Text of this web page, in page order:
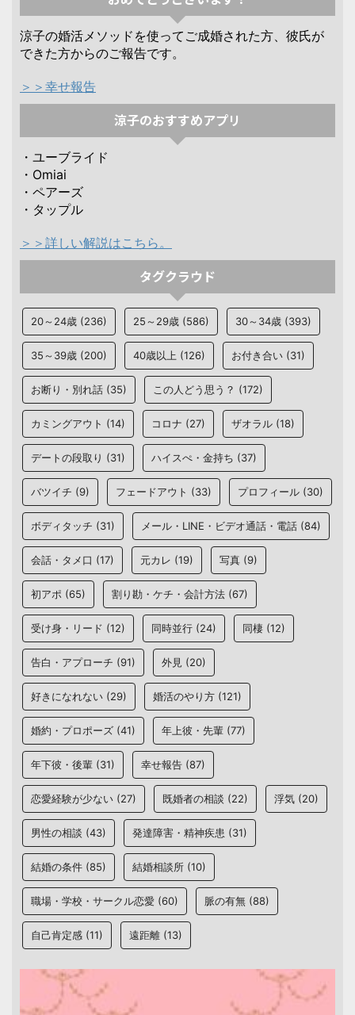
涼子の婚活メソッドを使ってご成婚された方、彼氏が
できた方からのご報告です。
＞＞幸せ報告
涼子のおすすめアプリ
・ユーブライド
・Omiai
・ペアーズ
・タップル
＞＞詳しい解説はこちら。
タグクラウド
20～24歳 (236) 25～29歳 (586) 30～34歳 (393)
35～39歳 (200) 40歳以上 (126) お付き合い (31)
お断り・別れ話 (35) この人どう思う？ (172)
カミングアウト (14) コロナ (27) ザオラル (18)
デートの段取り (31) ハイスぺ・金持ち (37)
バツイチ (9) フェードアウト (33) プロフィール (30)
ボディタッチ (31) メール・LINE・ビデオ通話・電話 (84)
会話・タメ口 (17) 元カレ (19) 写真 (9)
初アポ (65) 割り勘・ケチ・会計方法 (67)
受け身・リード (12) 同時並行 (24) 同棲 (12)
告白・アプローチ (91) 外見 (20)
好きになれない (29) 婚活のやり方 (121)
婚約・プロポーズ (41) 年上彼・先輩 (77)
年下彼・後輩 (31) 幸せ報告 (87)
恋愛経験が少ない (27) 既婚者の相談 (22) 浮気 (20)
男性の相談 (43) 発達障害・精神疾患 (31)
結婚の条件 (85) 結婚相談所 (10)
職場・学校・サークル恋愛 (60) 脈の有無 (88)
自己肯定感 (11) 遠距離 (13)